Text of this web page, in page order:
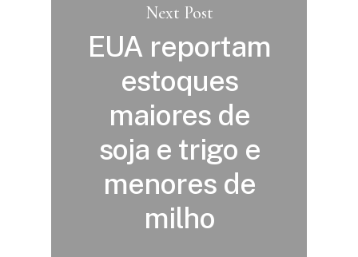
Next Post
EUA reportam
estoques
maiores de
soja e trigo e
menores de
milho